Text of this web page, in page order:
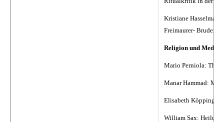
Kristiane
Freimaurer-
Religion und Medizin
Mario Perniola: The
Manar Hammad:
Elisabeth Köpping:
William Sax: